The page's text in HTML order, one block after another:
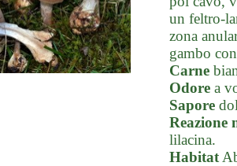
un feltro-
zona
gambo
Carne
Odore a
Sapore
Reazione
lilacina.
Habitat